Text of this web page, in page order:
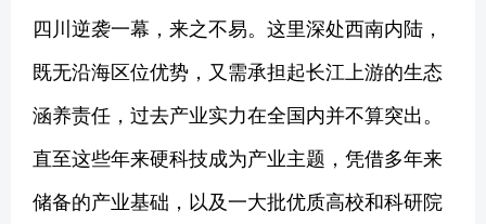
四川逆袭一幕，来之不易。这里深处西南内陆，
既无沿海区位优势，又需承担起长江上游的生态
涵养责任，过去产业实力在全国内并不算突出。
直至这些年来硬科技成为产业主题，凭借多年来
储备的产业基础，以及一大批优质高校和科研院